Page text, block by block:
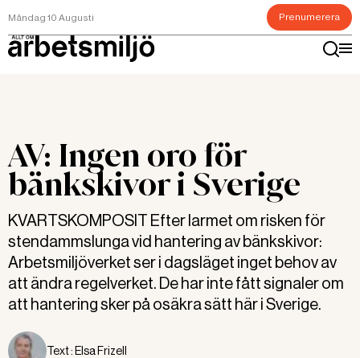
Måndag 10 Augusti Prenumerera
AV: Ingen oro för
bänkskivor i Sverige
KVARTSKOMPOSIT Efter larmet om risken för
stendammslunga vid hantering av bänkskivor:
Arbetsmiljöverket ser i dagsläget inget behov av
att ändra regelverket. De har inte fått signaler om
att hantering sker på osäkra sätt här i Sverige.
Text : Elsa Frizell